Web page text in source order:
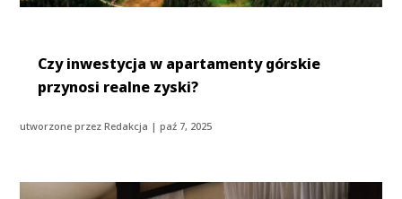
Czy inwestycja w apartamenty górskie
przynosi realne zyski?
utworzone przezRedakcja |paź 7, 2025